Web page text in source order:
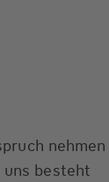
nehmen
uns besteht